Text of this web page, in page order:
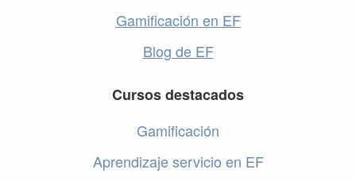
Gamificación en EF
Blog de EF
Cursos destacados
Gamificación
Aprendizaje servicio en EF